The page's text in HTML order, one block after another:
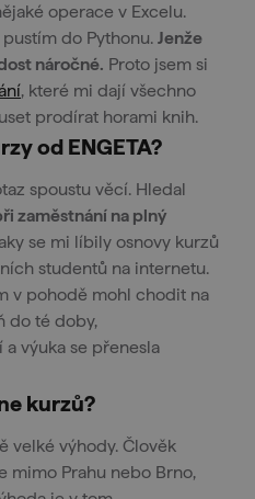
operace v Excelu.
do Pythonu. Jenže
náročné. Proto jsem si
, které mi dají všechno
prodírat horami knih.
od ENGETA?
spoustu věcí. Hledal
zaměstnání na plný
se mi líbily osnovy kurzů
studentů na internetu.
v pohodě mohl chodit na
do té doby,
výuka se přenesla
kurzů?
velké výhody. Člověk
mimo Prahu nebo Brno,